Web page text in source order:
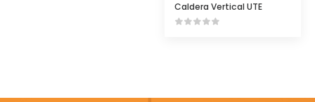
Caldera Vertical UTE